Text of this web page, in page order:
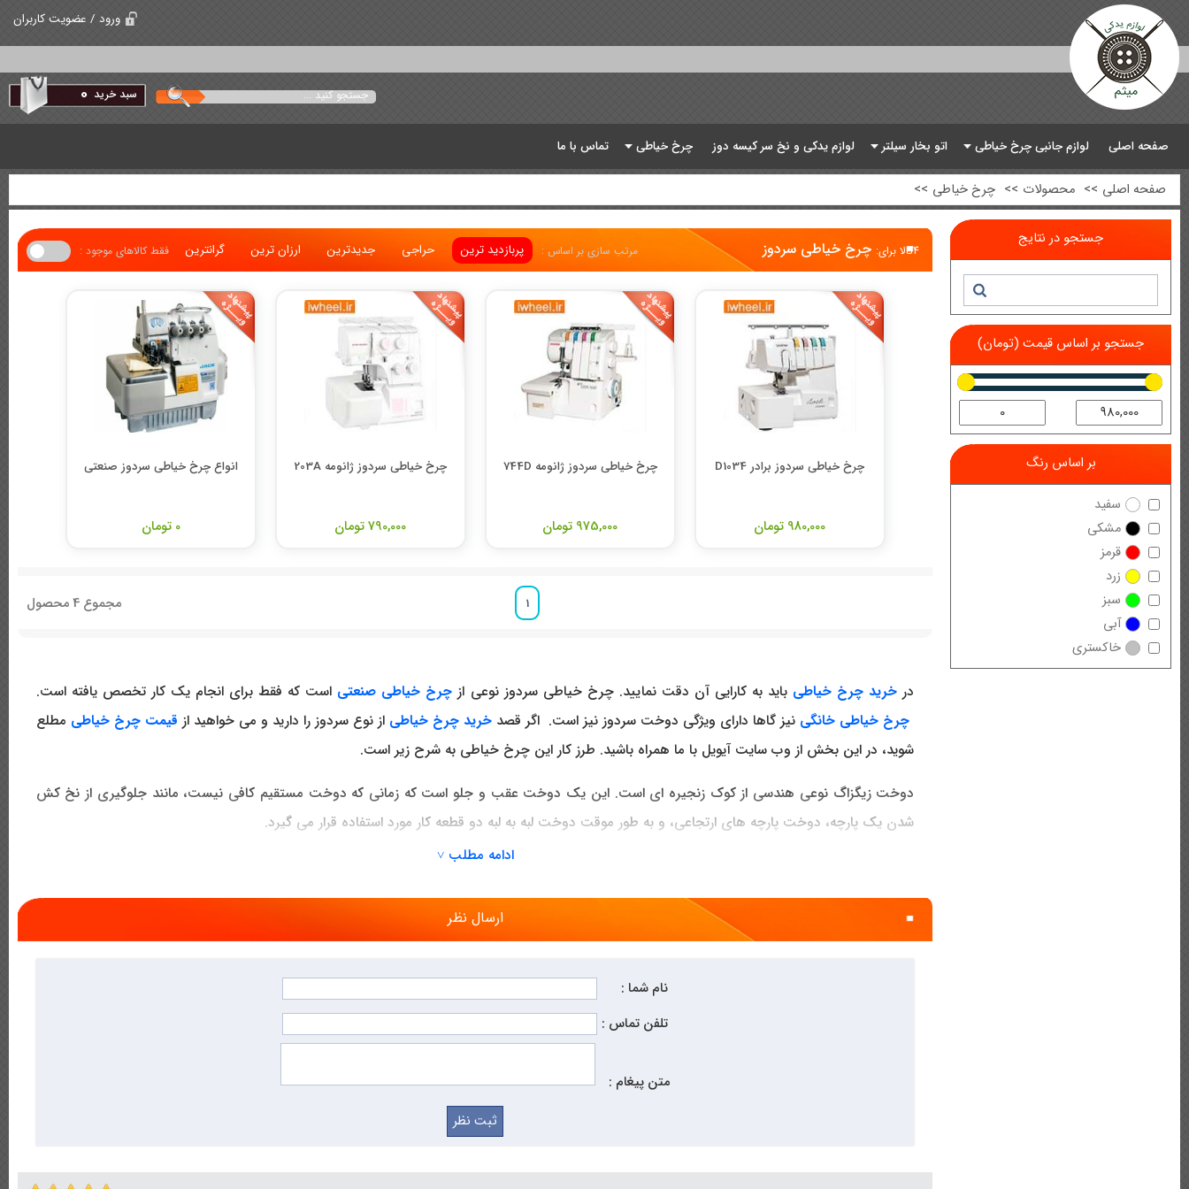
ورود / عضویت کاربران
سبد خرید 0
صفحه اصلی لوازم جانبی چرخ خیاطی اتو بخار سیلتر لوازم یدکی و نخ سر کیسه دوز چرخ خیاطی تماس با ما
صفحه اصلی >> محصولات >> چرخ خیاطی >>
جستجو در نتایج
جستجو بر اساس قیمت (تومان)
بر اساس رنگ
سفید
مشکی
قرمز
زرد
سبز
آبی
خاکستری
4کالا برای: چرخ خیاطی سردوز مرتب سازی بر اساس : پربازدید ترین حراجی جدیدترین ارزان ترین گرانترین فقط کالاهای موجود :
چرخ خیاطی سردوز برادر D1034
980,000 تومان
چرخ خیاطی سردوز ژانومه 744D
975,000 تومان
چرخ خیاطی سردوز ژانومه 203A
790,000 تومان
انواع چرخ خیاطی سردوز صنعتی
0 تومان
1 مجموع 4 محصول
در خرید چرخ خیاطی باید به کارایی آن دقت نمایید. چرخ خیاطی سردوز نوعی از چرخ خیاطی صنعتی است که فقط برای انجام یک کار تخصص یافته است.
چرخ خیاطی خانگی نیز گاها دارای ویژگی دوخت سردوز نیز است. اگر قصد خرید چرخ خیاطی از نوع سردوز را دارید و می خواهید از قیمت چرخ خیاطی مطلع
شوید، در این بخش از وب سایت آیویل با ما همراه باشید. طرز کار این چرخ خیاطی به شرح زیر است.
دوخت زیگزاگ نوعی هندسی از کوک زنجیره ای است. این یک دوخت عقب و جلو است که زمانی که دوخت مستقیم کافی نیست، مانند جلوگیری از نخ کش
شدن یک پارچه، دوخت پارچه های ارتجاعی، و به طور موقت دوخت لبه به لبه دو قطعه کار مورد استفاده قرار می گیرد.
هنگام ایجاد دوخت زیگزاگ، حرکت عقب و جلو سوزن
متصل می شود، بر روی میله سوار می شود و مسیر دندانه ها را مشخص می کند. با داخل و خارج شدن این دنباله، نوار سوزن از یک سمت به سمت دیگر حرکت
فاقد این سخت افزار بوده اند و بنابراین نمی توانستند دوخت زیگزاگ ایجاد کنند، اما اغلب وجود میله ی منتقل کننده
ادامه مطلب ˅
ارسال نظر
نام شما :
تلفن تماس :
متن پیغام :